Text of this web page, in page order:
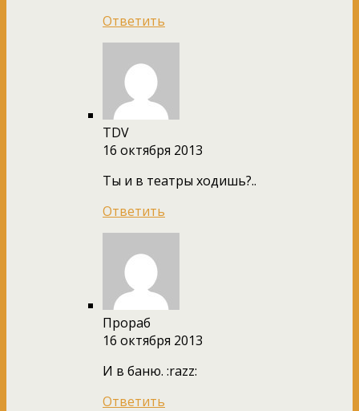
Ответить
TDV
16 октября 2013
Ты и в театры ходишь?..
Ответить
Прораб
16 октября 2013
И в баню. :razz:
Ответить